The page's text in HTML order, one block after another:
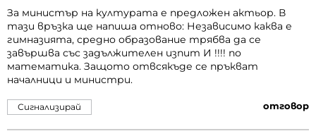
За министър на културата е предложен актьор. В
тази връзка ще напиша отново: Независимо каква е
гимназията, средно образование трябва да се
завършва със задължителен изпит И !!!! по
математика. Защото отвсякъде се пръкват
началници и министри.
отговор
Сигнализирай